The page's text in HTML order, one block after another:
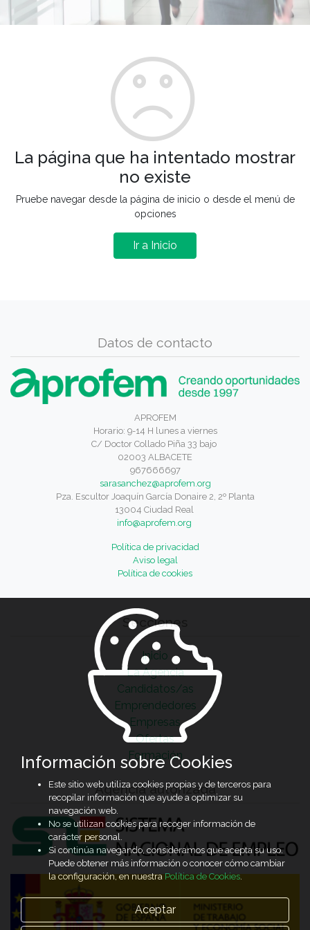
La página que ha intentado mostrar
no existe
Pruebe navegar desde la página de inicio o desde el menú de
opciones
Ir a Inicio
Datos de contacto
APROFEM
Horario: 9-14 H lunes a viernes
C/ Doctor Collado Piña 33 bajo
02003 ALBACETE
967666697
sarasanchez@aprofem.org
Pza. Escultor Joaquín García Donaire 2, 2º Planta
13004 Ciudad Real
info@aprofem.org
Política de privacidad
Aviso legal
Política de cookies
Secciones
Inicio
La Agencia
Candidatos/as
Emprendedores
Empresas
Ofertas
Formación
Agencia autorizada
Información sobre Cookies
Este sitio web utiliza cookies propias y de terceros para
recopilar información que ayude a optimizar su
navegación web.
No se utilizan cookies para recoger información de
carácter personal.
Si continúa navegando, consideramos que acepta su uso.
Puede obtener más información o conocer cómo cambiar
la configuración, en nuestraPolítica de Cookies.
Aceptar